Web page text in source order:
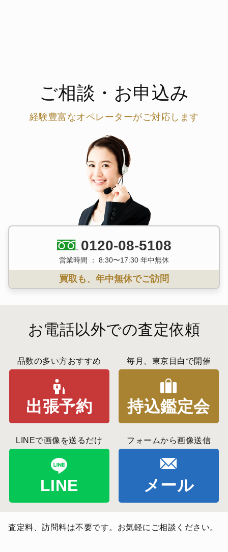
ご相談・お申込み
経験豊富なオペレーターがご対応します
0120-08-5108
営業時間 ： 8:30〜17:30 年中無休
買取も、年中無休でご訪問
お電話以外での査定依頼
品数の多い方おすすめ
出張予約
毎月、東京目白で開催
持込鑑定会
LINEで画像を送るだけ
LINE
フォームから画像送信
メール
査定料、訪問料は不要です。お気軽にご相談ください。